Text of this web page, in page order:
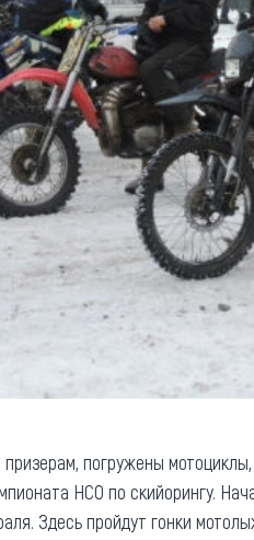
погружены
НСО по скийорингу.
Здесь пройдут гонки